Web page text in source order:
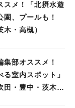
スメ！「北摂水遊
、プールも！
木・高槻）
集部オススメ！
る室内スポット」
田・豊中・茨木・